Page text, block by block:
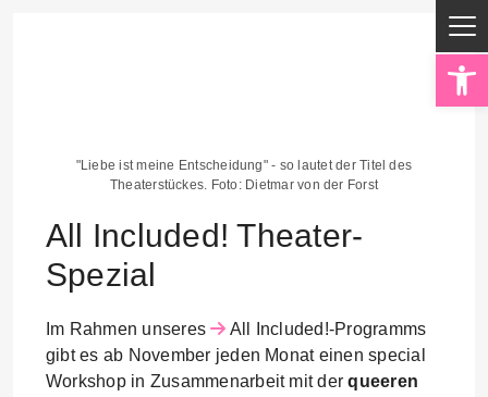
"Liebe ist meine Entscheidung" - so lautet der Titel des
Theaterstückes. Foto: Dietmar von der Forst
All Included! Theater-
Spezial
Im Rahmen unseres All Included!-Programms
gibt es ab November jeden Monat einen special
Workshop in Zusammenarbeit mit derqueeren